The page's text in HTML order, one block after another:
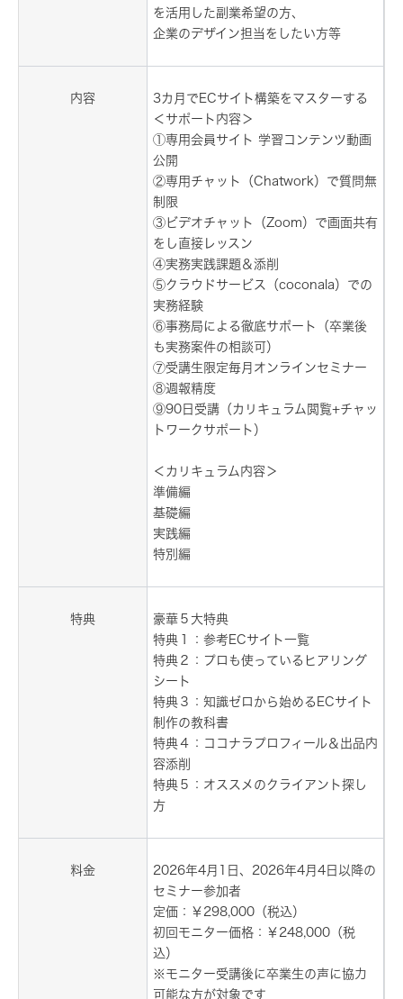
を活用した副業希望の方、
企業のデザイン担当をしたい方等
内容
3カ月でECサイト構築をマスターする
＜サポート内容＞
①専用会員サイト 学習コンテンツ動画
公開
②専用チャット（Chatwork）で質問無
制限
③ビデオチャット（Zoom）で画面共有
をし直接レッスン
④実務実践課題＆添削
⑤クラウドサービス（coconala）での
実務経験
⑥事務局による徹底サポート（卒業後
も実務案件の相談可）
⑦受講生限定毎月オンラインセミナー
⑧週報精度
⑨90日受講（カリキュラム閲覧+チャッ
トワークサポート）
＜カリキュラム内容＞
準備編
基礎編
実践編
特別編
特典
豪華５大特典
特典１：参考ECサイト一覧
特典２：プロも使っているヒアリング
シート
特典３：知識ゼロから始めるECサイト
制作の教科書
特典４：ココナラプロフィール＆出品内
容添削
特典５：オススメのクライアント探し
方
料金
2026年4月1日、2026年4月4日以降の
セミナー参加者
定価：￥298,000（税込）
初回モニター価格：￥248,000（税
込）
※モニター受講後に卒業生の声に協力
可能な方が対象です